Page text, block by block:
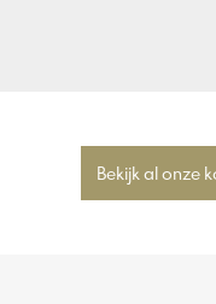
Bekijk al onze